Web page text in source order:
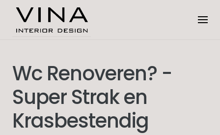
content
Wc Renoveren? -
Super Strak en
Krasbestendig